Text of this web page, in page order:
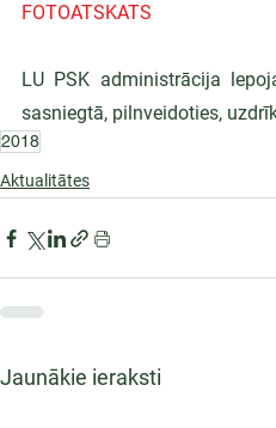
FOTOATSKATS
LU PSK administrācija
sasniegtā, pilnveidoties,
2018
Aktualitātes
Jaunākie ieraksti